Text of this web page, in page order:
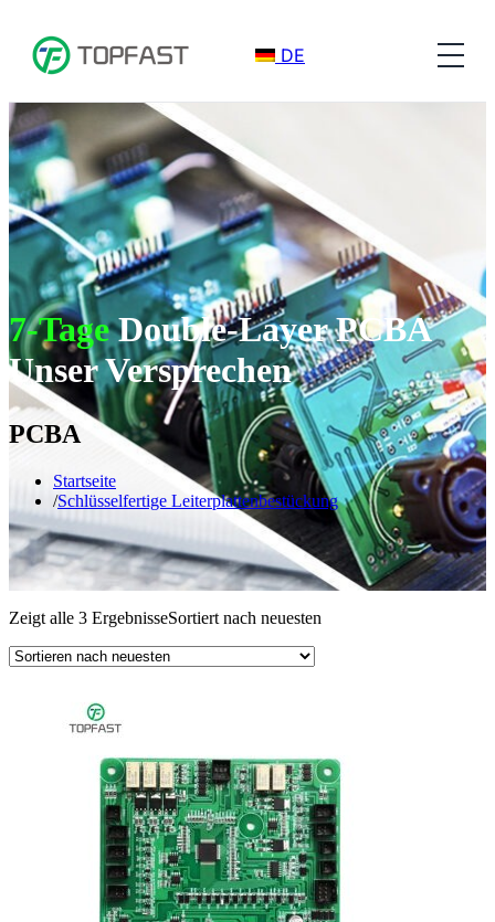
DE
7-TageDouble-Layer PCBA
Unser Versprechen
PCBA
Startseite
Schlüsselfertige Leiterplattenbestückung
Zeigt alle 3 ErgebnisseSortiert nach neuesten